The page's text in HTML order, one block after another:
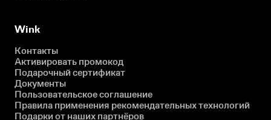
Wink
Контакты
Активировать промокод
Подарочный сертификат
Документы
Пользовательское соглашение
Правила применения рекомендательных технологий
Подарки от наших партнёров